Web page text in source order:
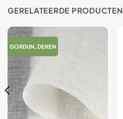
GERELATEERDE PRODUCTEN
GORDIJN, DEKEN